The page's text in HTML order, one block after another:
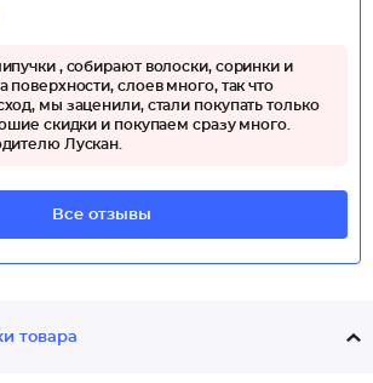
, собирают волоски, соринки и
поверхности, слоев много, так что
мы заценили, стали покупать только
скидки и покупаем сразу много.
Лускан.
Все отзывы
товара